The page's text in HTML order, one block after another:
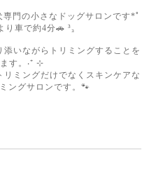
門の小さなドッグサロンです*ﾟ
り車で約4分🚗 ³₃
いながらトリミングすることを
す。‧⁺ ⊹
ミングだけでなくスキンケアな
ングサロンです。🐾